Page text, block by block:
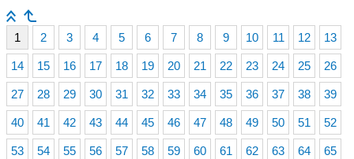
1 2 3 4 5 6 7 8 9 10 11 12 13
14 15 16 17 18 19 20 21 22 23 24 25 26
27 28 29 30 31 32 33 34 35 36 37 38 39
40 41 42 43 44 45 46 47 48 49 50 51 52
53 54 55 56 57 58 59 60 61 62 63 64 65